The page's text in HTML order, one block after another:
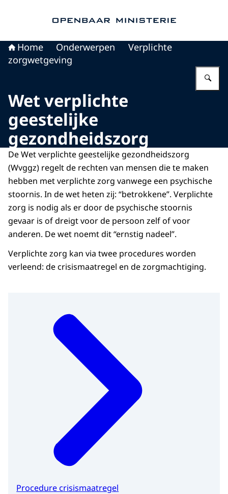
Home Onderwerpen
Verplichte
zorgwetgeving
Wet verplichte
geestelijke
gezondheidszorg
De Wet verplichte geestelijke gezondheidszorg
(Wvggz) regelt de rechten van mensen die te maken
hebben met verplichte zorg vanwege een psychische
stoornis. In de wet heten zij: “betrokkene”. Verplichte
zorg is nodig als er door de psychische stoornis
gevaar is of dreigt voor de persoon zelf of voor
anderen. De wet noemt dit “ernstig nadeel”.
Verplichte zorg kan via twee procedures worden
verleend: de crisismaatregel en de zorgmachtiging.
Procedure crisismaatregel